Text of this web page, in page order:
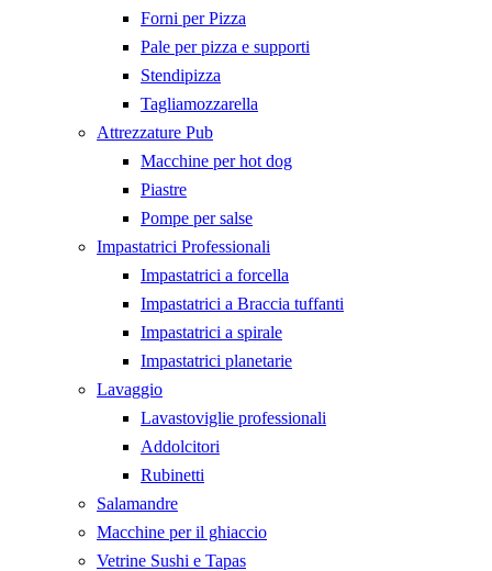
Forni per Pizza
Pale per pizza e supporti
Stendipizza
Tagliamozzarella
Attrezzature Pub
Macchine per hot dog
Piastre
Pompe per salse
Impastatrici Professionali
Impastatrici a forcella
Impastatrici a Braccia tuffanti
Impastatrici a spirale
Impastatrici planetarie
Lavaggio
Lavastoviglie professionali
Addolcitori
Rubinetti
Salamandre
Macchine per il ghiaccio
Vetrine Sushi e Tapas